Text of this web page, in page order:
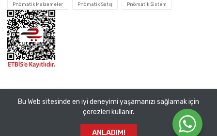
Pnömatik Malzemeler Pnömatik Satış Pnömatik Sistem
Tüm hakları saklıdır © Pnomatik Valf2026. VEMA Pnömatik
San. ve Tic. A.Ş.
Bu Web sitesinde en iyi deneyimi yaşamanızı sağlamak için
çerezleri kullanır.
ANLADIM!